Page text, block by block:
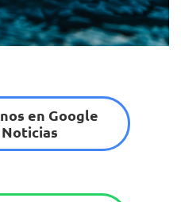
en Google
Noticias